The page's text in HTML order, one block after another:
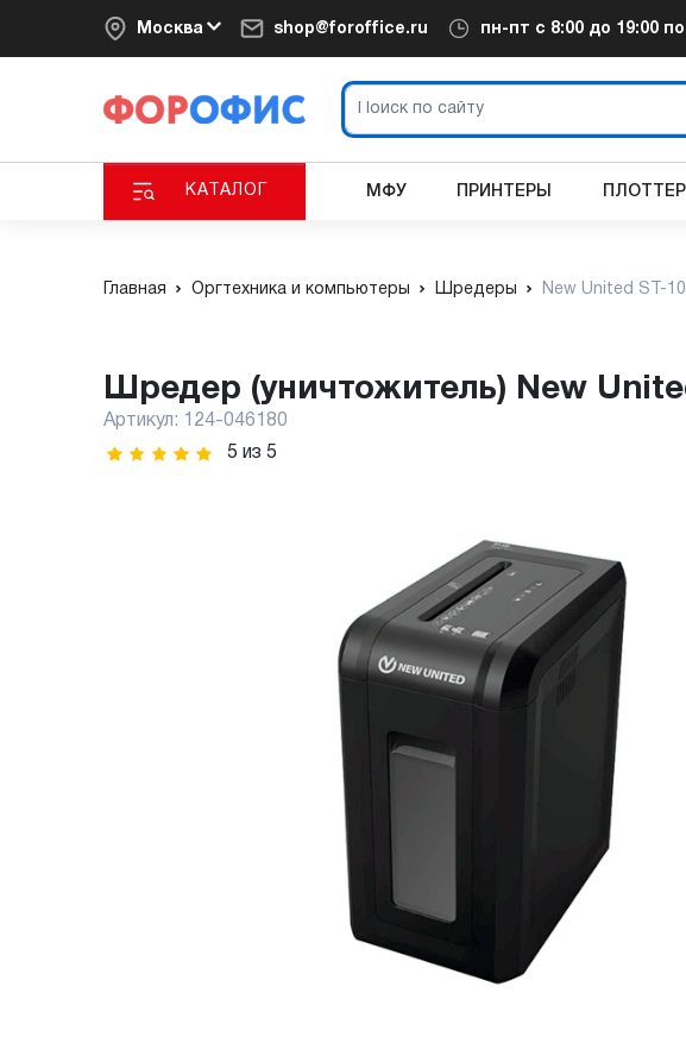
Москва shop@foroffice.ru пн-пт с 8:00 до 19:00
КАТАЛОГ МФУ ПРИНТЕРЫ
Главная Оргтехника и компьютеры Шредеры New United ST-
Шредер (уничтожитель) New
Артикул:
124-046180
5 из 5